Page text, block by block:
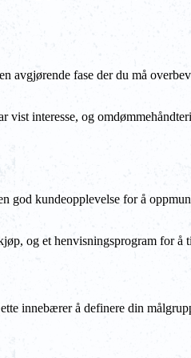
avgjørende fase der du må
interesse, og
god kundeopplevelse for å
og et henvisningsprogram for å
innebærer å definere din